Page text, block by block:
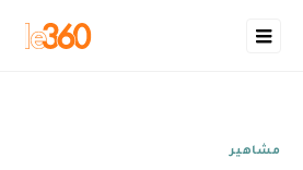
مشاهير